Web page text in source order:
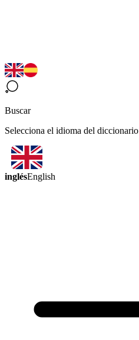
Buscar
Selecciona el idioma del diccionario
inglésEnglish